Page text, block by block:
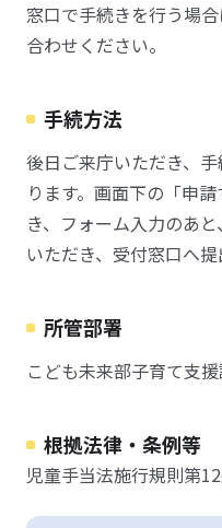
窓口で手続きを行う場
合わせください。
手続方法
後日ご来庁いただき、
ります。画面下の「申
き、フォーム入力のあ
いただき、受付窓口へ提
所管部署
こども未来部子育て支
根拠法律・条例等
児童手当法施行規則第